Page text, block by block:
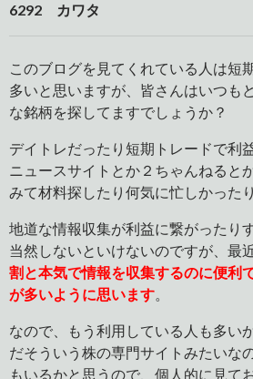
6292 カワタ
このブログを見てくれている人は短
多いと思いますが、皆さんはいつも
な銘柄を探してますでしょうか？
デイトレだったり短期トレードで利
ニュースサイトとか２ちゃんねると
みて材料探したり何気に忙しかった
地道な情報収集が利益に繋がったり
当然しないといけないのですが、最
割と本気で情報を収集するのに便利
が多いように思います。
なので、もう利用している人も多い
だそういう株の専門サイトみたいな
もいるかと思うので、個人的に見て